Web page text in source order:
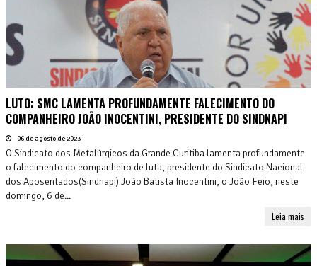
LUTO: SMC LAMENTA PROFUNDAMENTE FALECIMENTO DO
COMPANHEIRO JOÃO INOCENTINI, PRESIDENTE DO SINDNAPI
06 de agosto de 2023
O Sindicato dos Metalúrgicos da Grande Curitiba lamenta profundamente
o falecimento do companheiro de luta, presidente do Sindicato Nacional
dos Aposentados(Sindnapi) João Batista Inocentini, o João Feio, neste
domingo, 6 de...
Leia mais